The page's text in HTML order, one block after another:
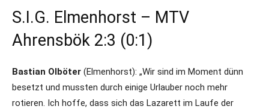
S.I.G. Elmenhorst – MTV
Ahrensbök 2:3 (0:1)
Bastian Olböter (Elmenhorst): „Wir sind im Moment dünn
besetzt und mussten durch einige Urlauber noch mehr
rotieren. Ich hoffe, dass sich das Lazarett im Laufe der